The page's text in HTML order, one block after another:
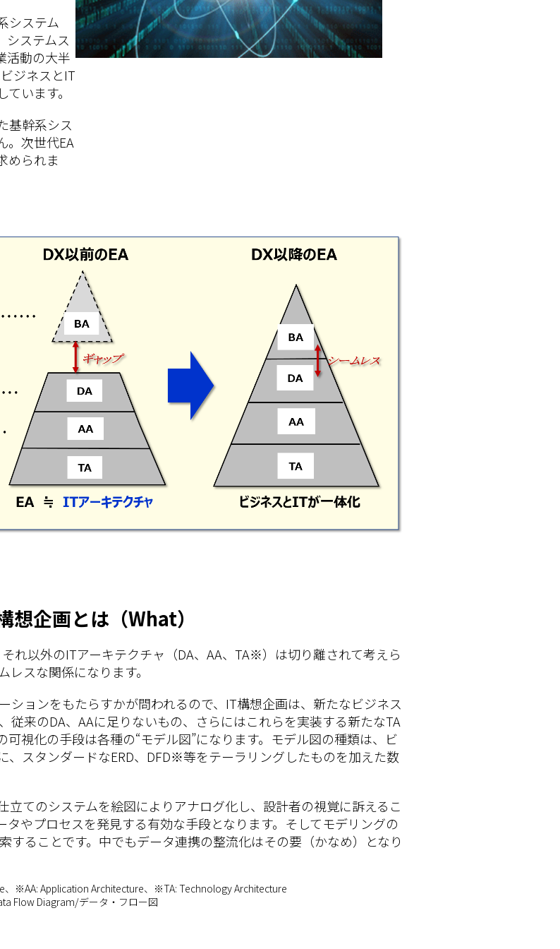
システム
ステムス
活動の大半
ジネスとIT
います。
基幹系シス
。次世代EA
められま
想企画とは（What）
れ以外のITアーキテクチャ（DA、AA、TA※）は切り離されて考えら
スな関係になります。
ションをもたらすかが問われるので、IT構想企画は、新たなビジネス
従来のDA、AAに足りないもの、さらにはこれらを実装する新たなTA
視化の手段は各種の“モデル図”になります。モデル図の種類は、ビ
、スタンダードなERD、DFD※等をテーラリングしたものを加えた数
立てのシステムを絵図によりアナログ化し、設計者の視覚に訴えるこ
タやプロセスを発見する有効な手段となります。そしてモデリングの
することです。中でもデータ連携の整流化はその要（かなめ）となり
※AA: Application Architecture、※TA: Technology Architecture
Flow Diagram/データ・フロー図